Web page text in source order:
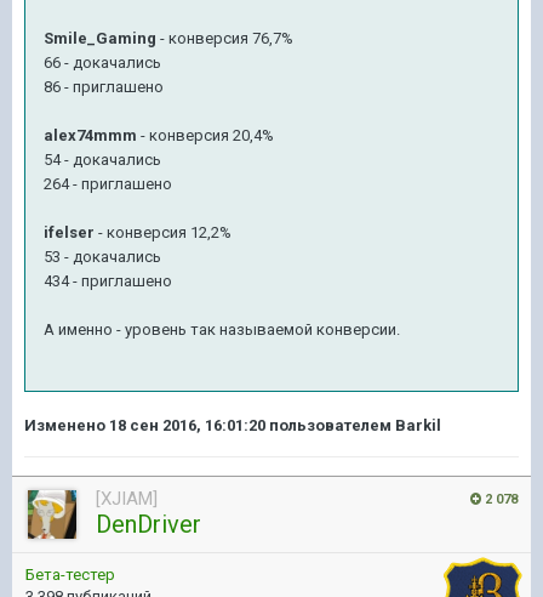
Smile_Gaming - конверсия 76,7%
66 - докачались
86 - приглашено
alex74mmm - конверсия 20,4%
54 - докачались
264 - приглашено
ifelser - конверсия 12,2%
53 - докачались
434 - приглашено
А именно - уровень так называемой конверсии.
Изменено 18 сен 2016, 16:01:20 пользователем Barkil
2 078
[XJIAM]
DenDriver
Бета-тестер